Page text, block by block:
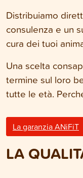
Distribuiamo
consulenza e un
cura dei tuoi
Una scelta
termine sul loro
tutte le età.
La garanzia ANiFiT
LA